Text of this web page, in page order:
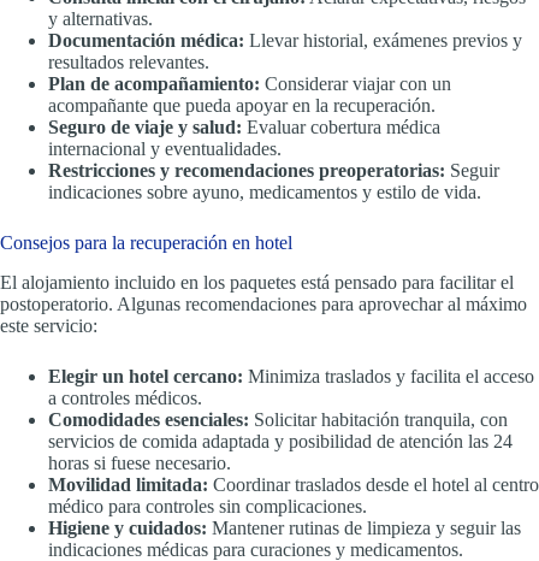
y alternativas.
Documentación médica: Llevar historial, exámenes previos y
resultados relevantes.
Plan de acompañamiento: Considerar viajar con un
acompañante que pueda apoyar en la recuperación.
Seguro de viaje y salud: Evaluar cobertura médica
internacional y eventualidades.
Restricciones y recomendaciones preoperatorias: Seguir
indicaciones sobre ayuno, medicamentos y estilo de vida.
Consejos para la recuperación en hotel
El alojamiento incluido en los paquetes está pensado para facilitar el
postoperatorio. Algunas recomendaciones para aprovechar al máximo
este servicio:
Elegir un hotel cercano: Minimiza traslados y facilita el acceso
a controles médicos.
Comodidades esenciales: Solicitar habitación tranquila, con
servicios de comida adaptada y posibilidad de atención las 24
horas si fuese necesario.
Movilidad limitada: Coordinar traslados desde el hotel al centro
médico para controles sin complicaciones.
Higiene y cuidados: Mantener rutinas de limpieza y seguir las
indicaciones médicas para curaciones y medicamentos.